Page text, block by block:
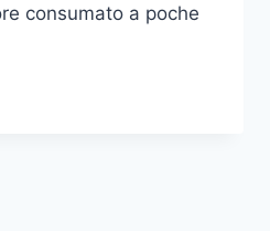
consumato a poche